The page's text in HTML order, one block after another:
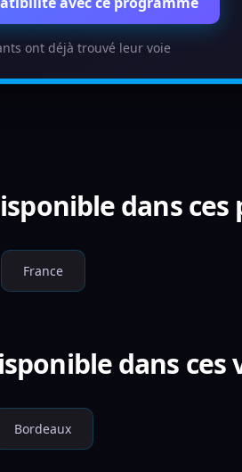
ont déjà trouvé leur voie
dans ces
France
dans ces
Bordeaux